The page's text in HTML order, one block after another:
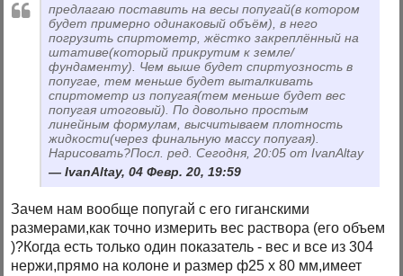
предлагаю поставить на весы попугай(в котором
будет примерно одинаковый объём), в него
погрузить спиртометр, жёстко закреплённый на
штативе(который прикрутим к земле/
фундаменту). Чем выше будет спиртуозность в
попугае, тем меньше будет выталкивать
спиртометр из попугая(тем меньше будет вес
попугая итоговый). По довольно простым
линейным формулам, высчитываем плотность
жидкости(через финальную массу попугая).
Нарисовать?Посл. ред. Сегодня, 20:05 от IvanAltay
IvanAltay, 04 Февр. 20, 19:59
Зачем нам вообще попугай с его гиганскими
размерами,как точно измерить вес раствора (его объем
)?Когда есть только один показатель - вес и все из 304
нержи,прямо на колоне и размер ф25 х 80 мм,имеет